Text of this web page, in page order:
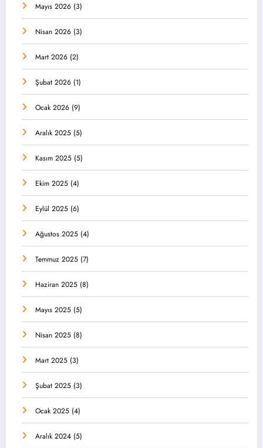
Mayıs 2026 (3)
Nisan 2026 (3)
Mart 2026 (2)
Şubat 2026 (1)
Ocak 2026 (9)
Aralık 2025 (5)
Kasım 2025 (5)
Ekim 2025 (4)
Eylül 2025 (6)
Ağustos 2025 (4)
Temmuz 2025 (7)
Haziran 2025 (8)
Mayıs 2025 (5)
Nisan 2025 (8)
Mart 2025 (3)
Şubat 2025 (3)
Ocak 2025 (4)
Aralık 2024 (5)